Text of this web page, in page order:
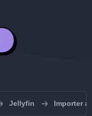
Jellyfin Importer